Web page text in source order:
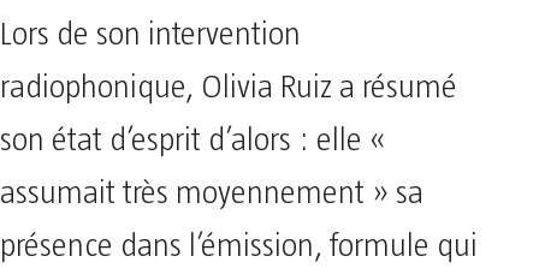
Lors de son intervention
radiophonique, Olivia Ruiz a résumé
son état d’esprit d’alors : elle «
assumait très moyennement » sa
présence dans l’émission, formule qui